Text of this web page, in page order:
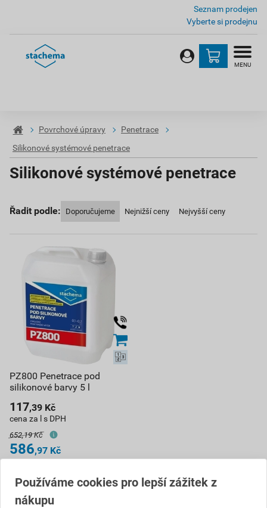
Seznam prodejen
Vyberte si prodejnu
MENU
Povrchové úpravy
Penetrace
Silikonové systémové penetrace
Silikonové systémové penetrace
Řadit podle: Doporučujeme Nejnižší ceny Nejvyšší ceny
PZ800 Penetrace pod
silikonové barvy 5 l
117,39 Kč
cena za l s DPH
652,19 Kč
586,97 Kč
cena za ks s DPH
Vyberte si prodejnu
Skladem v (1) prodejnách
Používáme cookies pro lepší zážitek z
nákupu